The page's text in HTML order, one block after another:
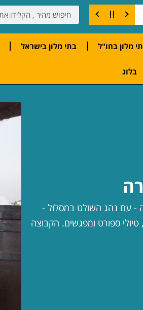
מלון בחו"ל בתי מלון בישראל
בלוג
- עם נהג השולט במסלול -
ספורט ומפגשים. הקבוצה